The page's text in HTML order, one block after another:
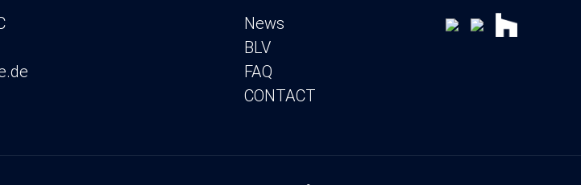
News
BLV
FAQ
CONTACT